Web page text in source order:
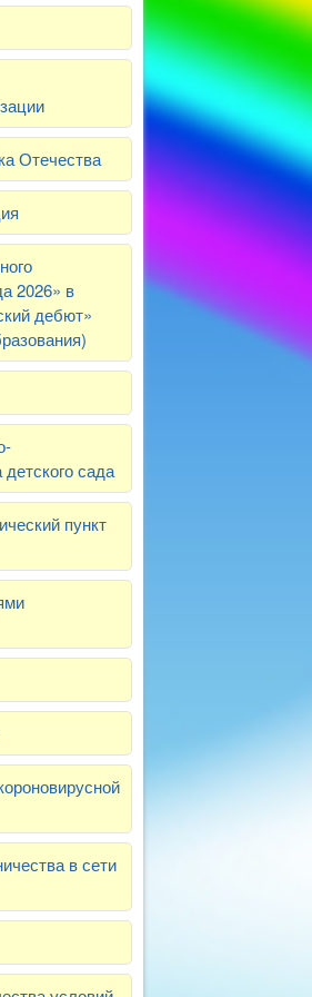
Отечества
2026» в
дебют»
сада
пункт
в сети